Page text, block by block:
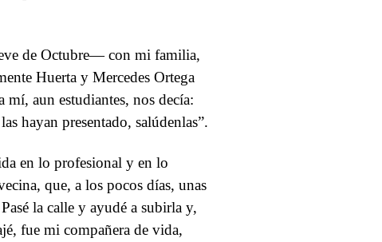
de Octubre— con mi familia,
Huerta y Mercedes Ortega
aun estudiantes, nos decía:
hayan presentado, salúdenlas”.
en lo profesional y en lo
que, a los pocos días, unas
la calle y ayudé a subirla y,
fue mi compañera de vida,